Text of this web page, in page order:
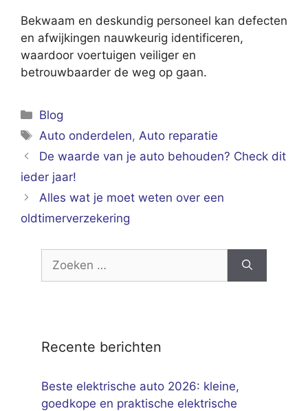
Bekwaam en deskundig personeel kan defecten
en afwijkingen nauwkeurig identificeren,
waardoor voertuigen veiliger en
betrouwbaarder de weg op gaan.
Categorieën
Blog
Tags
Auto onderdelen, Auto reparatie
De waarde van je auto behouden? Check dit
ieder jaar!
Alles wat je moet weten over een
oldtimerverzekering
naar:
Recente berichten
Beste elektrische auto 2026: kleine,
goedkope en praktische elektrische